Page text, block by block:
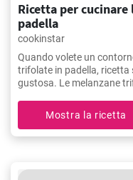
Ricetta per
padella
cookinstar
Quando volete un
trifolate in padella,
gustosa. Le melanzane
Mostra la ricetta